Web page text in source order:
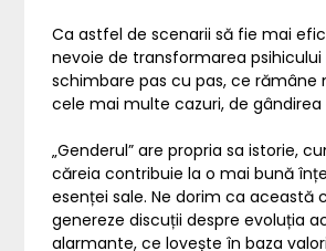
Ca astfel de scenarii să fie mai
nevoie de transformarea
schimbare pas cu pas, ce rămâne
cele mai multe cazuri, de gândirea
„Genderul” are propria sa istorie,
căreia contribuie la o mai bună
esenței sale. Ne dorim ca această
genereze discuții despre evoluția
alarmante, ce lovește în baza